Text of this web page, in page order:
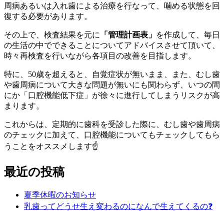
周病あるいは入れ歯による治療を行なって、噛める状態を回
復する必要があります。
その上で、検査結果を元に 「管理計画表」 を作成して、毎日
の生活の中でできることについてアドバイスさせて頂いて、
時々再検査を行いながら各項目の改善を目指します。
特に、50歳を超えると、自覚症状が無いまま、また、むし歯
や歯周病について大きな問題が無いにも関わらず、いつの間
にか「口腔機能低下症」が徐々に進行してしまうリスクが高
まります。
これからは、定期的に歯科を受診した際に、むし歯や歯周病
のチェックに加えて、口腔機能についてもチェックしてもら
うことをオススメします☝️
最近の投稿
夏季休暇のお知らせ
乳歯ってどうせ生え変わるのになんで生えてくるの❓